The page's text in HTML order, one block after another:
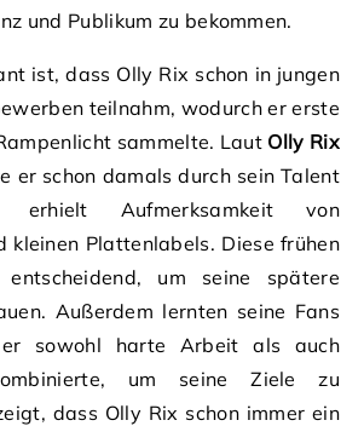
und Publikum zu bekommen.
ist, dass Olly Rix schon in jungen
teilnahm, wodurch er erste
sammelte. Laut Olly Rix
er schon damals durch sein Talent
erhielt Aufmerksamkeit von
kleinen Plattenlabels. Diese frühen
um seine spätere
Außerdem lernten seine Fans
sowohl harte Arbeit als auch
um seine Ziele zu
dass Olly Rix schon immer ein